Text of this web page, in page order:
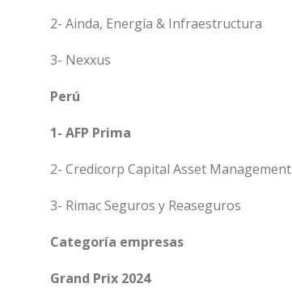
2- Ainda, Energía & Infraestructura
3- Nexxus
Perú
1- AFP Prima
2- Credicorp Capital Asset Management
3- Rimac Seguros y Reaseguros
Categoría empresas
Grand Prix 2024